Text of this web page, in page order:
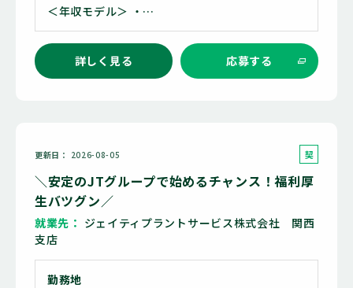
＜年収モデル＞ ・…
詳しく見る 応募する
更新日 2026-08-05
契
社
＼安定のJTグループで始めるチャンス！福利厚
生バツグン／
就業先
ジェイティプラントサービス株式会社 関西
支店
勤務地